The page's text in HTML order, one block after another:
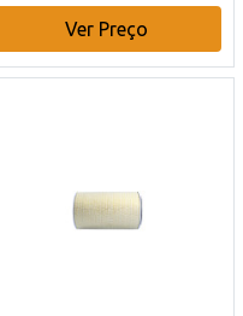
Ver Preço